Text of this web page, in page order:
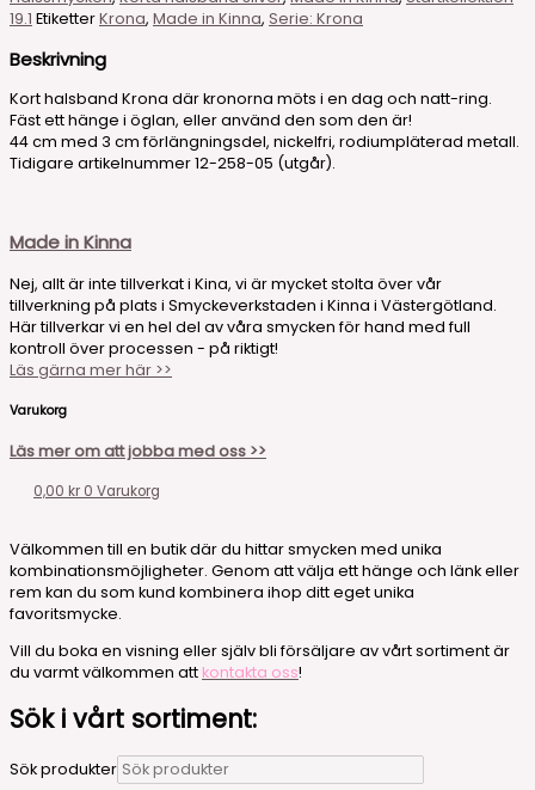
19.1 EtiketterKrona, Made in Kinna, Serie: Krona
Beskrivning
Kort halsband Krona där kronorna möts i en dag och natt-ring.
Fäst ett hänge i öglan, eller använd den som den är!
44 cm med 3 cm förlängningsdel, nickelfri, rodiumpläterad metall.
Tidigare artikelnummer 12-258-05 (utgår).
Made in Kinna
Nej, allt är inte tillverkat i Kina, vi är mycket stolta över vår
tillverkning på plats i Smyckeverkstaden i Kinna i Västergötland.
Här tillverkar vi en hel del av våra smycken för hand med full
kontroll över processen - på riktigt!
Läs gärna mer här >>
Varukorg
Läs mer om att jobba med oss >>
0,00 kr 0 Varukorg
Välkommen till en butik där du hittar smycken med unika
kombinationsmöjligheter. Genom att välja ett hänge och länk eller
rem kan du som kund kombinera ihop ditt eget unika
favoritsmycke.
Vill du boka en visning eller själv bli försäljare av vårt sortiment är
du varmt välkommen att kontakta oss!
Sök i vårt sortiment:
Sök produkter